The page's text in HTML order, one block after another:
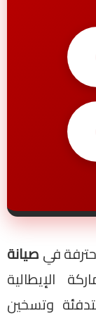
فيصيانة
الإيطالية
وتسخين